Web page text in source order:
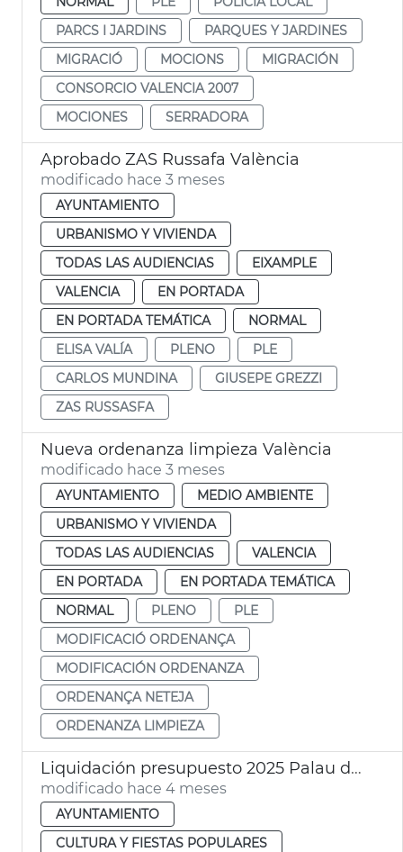
PARCS I JARDINS
PARQUES Y JARDINES
MIGRACIÓ
MOCIONS
MIGRACIÓN
CONSORCIO VALENCIA 2007
MOCIONES
SERRADORA
Aprobado ZAS Russafa València
modificado hace 3 meses
AYUNTAMIENTO
URBANISMO Y VIVIENDA
TODAS LAS AUDIENCIAS
EIXAMPLE
VALENCIA
EN PORTADA
EN PORTADA TEMÁTICA
NORMAL
ELISA VALÍA
PLENO
PLE
CARLOS MUNDINA
GIUSEPE GREZZI
ZAS RUSSASFA
Nueva ordenanza limpieza València
modificado hace 3 meses
AYUNTAMIENTO
MEDIO AMBIENTE
URBANISMO Y VIVIENDA
TODAS LAS AUDIENCIAS
VALENCIA
EN PORTADA
EN PORTADA TEMÁTICA
NORMAL
PLENO
PLE
MODIFICACIÓ ORDENANÇA
MODIFICACIÓN ORDENANZA
ORDENANÇA NETEJA
ORDENANZA LIMPIEZA
Liquidación presupuesto 2025 Palau de la Música València
modificado hace 4 meses
AYUNTAMIENTO
CULTURA Y FIESTAS POPULARES